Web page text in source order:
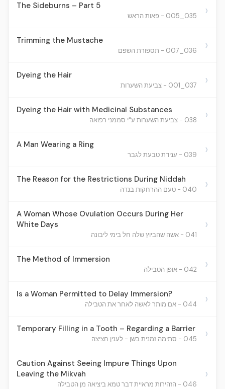
The Sideburns – Part 5
035_005 - פאות הראש ›
Trimming the Mustache
036_007 - תספורת השפם ›
Dyeing the Hair
037_001 - צביעת השערות ›
Dyeing the Hair with Medicinal Substances
038 - צביעת השערות ע"י סממני רפואה ›
A Man Wearing a Ring
039 - ענידת טבעת לגבר ›
The Reason for the Restrictions During Niddah
040 - טעם ההרחקות בנדה ›
A Woman Whose Ovulation Occurs During Her
White Days
041 - אשה שהביוץ שלה חל בימי ליבונה
›
The Method of Immersion
042 - אופן הטבילה ›
Is a Woman Permitted to Delay Immersion?
044 - אם מותר לאשה לאחר את הטבילה ›
Temporary Filling in a Tooth – Regarding a Barrier
045 - סתימה זמנית בשן - לענין חציצה ›
Caution Against Seeing Impure Things Upon
Leaving the Mikvah
046 - הזהירות מראיית דבר טמא ביציאה מן הטבילה
›